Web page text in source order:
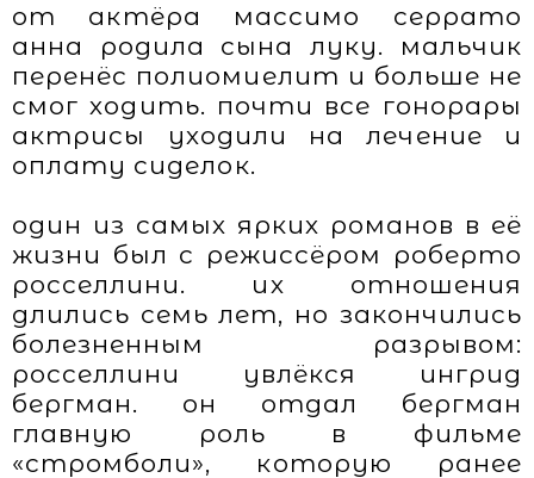
от актёра массимо серрато
анна родила сына луку. мальчик
перенёс полиомиелит и больше не
смог ходить. почти все гонорары
актрисы уходили на лечение и
оплату сиделок.
один из самых ярких романов в её
жизни был с режиссёром роберто
росселлини. их отношения
длились семь лет, но закончились
болезненным разрывом:
росселлини увлёкся ингрид
бергман. он отдал бергман
главную роль в фильме
«стромболи», которую ранее